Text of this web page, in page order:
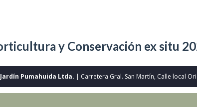
y Conservación ex situ
Pumahuida Ltda. | Carretera Gral. San Martín, Calle local